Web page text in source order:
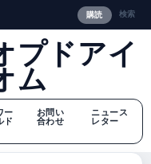
購読 検索
プドアイ
ム
ー
ド
お問い
合わせ
ニュース
レター